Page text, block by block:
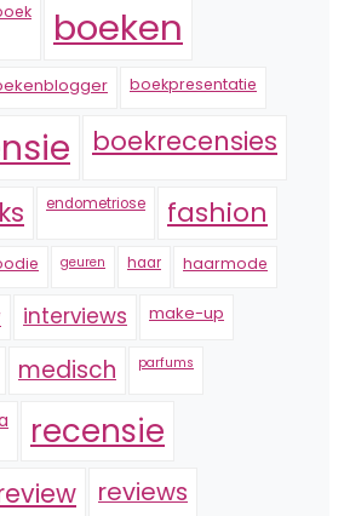
boeken
boekpresentatie
boekrecensies
endometriose fashion
geuren haar haarmode
interviews make-up
medisch parfums
recensie
reviews